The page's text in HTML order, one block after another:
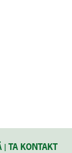
| TA KONTAKT